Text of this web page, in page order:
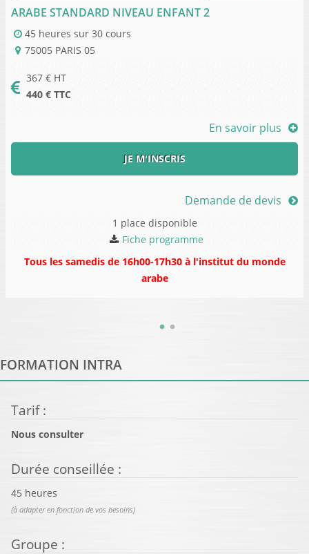
ARABE STANDARD NIVEAU ENFANT 2
45 heures sur 30 cours
75005 PARIS 05
367 € HT
440 € TTC
En savoir plus
JE M'INSCRIS
Demande de devis
1 place disponible
Fiche programme
Tous les samedis de 16h00-17h30 à l'institut du monde
arabe
FORMATION INTRA
Tarif:
Nous consulter
Durée conseillée :
45 heures
(à adapter en fonction de vos besoins)
Groupe :